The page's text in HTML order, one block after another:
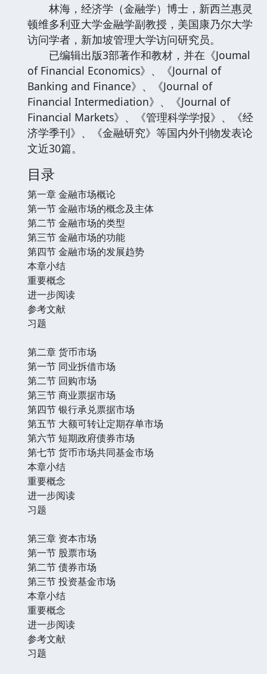
林海，经济学（金融学）博士，新西兰惠灵
顿维多利亚大学金融学副教授，美国康乃尔大学
访问学者，新加坡管理大学访问研究员。
已编辑出版3部著作和教材，并在《Joumal
of Financial Economics》、《Journal of
Banking and Finance》、《Journal of
Financial Intermediation》、《Journal of
Financial Markets》、《管理科学学报》、《经
济学季刊》、《金融研究》等国内外刊物发表论
文近30篇。
目录
第一章 金融市场概论
第一节 金融市场的概念及主体
第二节 金融市场的类型
第三节 金融市场的功能
第四节 金融市场的发展趋势
本章小结
重要概念
进一步阅读
参考文献
习题
第二章 货币市场
第一节 同业拆借市场
第二节 回购市场
第三节 商业票据市场
第四节 银行承兑票据市场
第五节 大额可转让定期存单市场
第六节 短期政府债券市场
第七节 货币市场共同基金市场
本章小结
重要概念
进一步阅读
习题
第三章 资本市场
第一节 股票市场
第二节 债券市场
第三节 投资基金市场
本章小结
重要概念
进一步阅读
参考文献
习题